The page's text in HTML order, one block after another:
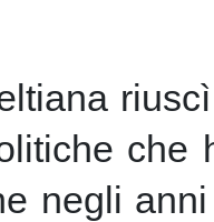
che
negli